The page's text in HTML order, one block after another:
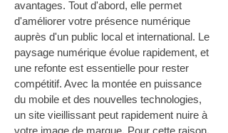
avantages. Tout d'abord, elle permet
d'améliorer votre présence numérique
auprès d'un public local et international. Le
paysage numérique évolue rapidement, et
une refonte est essentielle pour rester
compétitif. Avec la montée en puissance
du mobile et des nouvelles technologies,
un site vieillissant peut rapidement nuire à
votre image de marque. Pour cette raison,